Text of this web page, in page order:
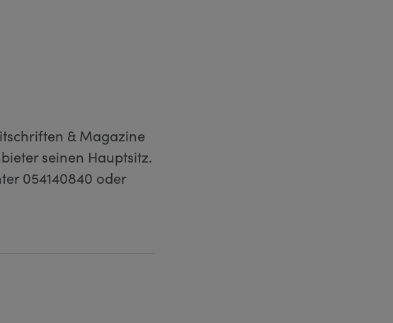
& Magazine
seinen Hauptsitz.
054140840 oder